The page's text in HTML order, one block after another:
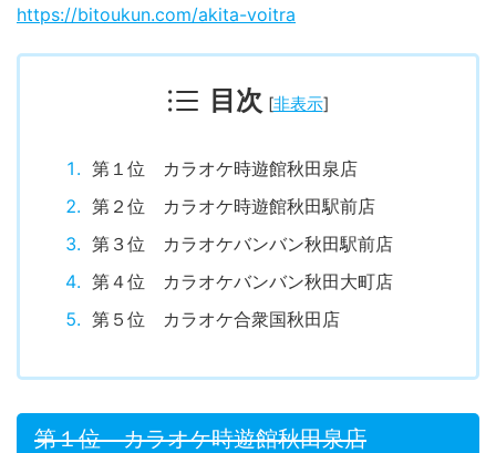
https://bitoukun.com/akita-voitra
目次 [非表示]
第１位 カラオケ時遊館秋田泉店
第２位 カラオケ時遊館秋田駅前店
第３位 カラオケバンバン秋田駅前店
第４位 カラオケバンバン秋田大町店
第５位 カラオケ合衆国秋田店
第１位 カラオケ時遊館秋田泉店